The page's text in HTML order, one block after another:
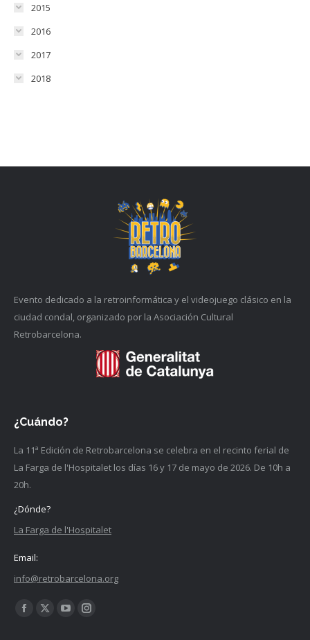
2015
2016
2017
2018
Evento dedicado a la retroinformática y el videojuego clásico en la
ciudad condal, organizado por la Asociación Cultural
Retrobarcelona.
¿Cuándo?
La 11ª Edición de Retrobarcelona se celebra en el recinto ferial de
La Farga de l'Hospitalet los días 16 y 17 de mayo de 2026. De 10h a
20h.
¿Dónde?
La Farga de l'Hospitalet
Email:
info@retrobarcelona.org
Encuéntranos en:
Facebook
X
YouTubeInstagram